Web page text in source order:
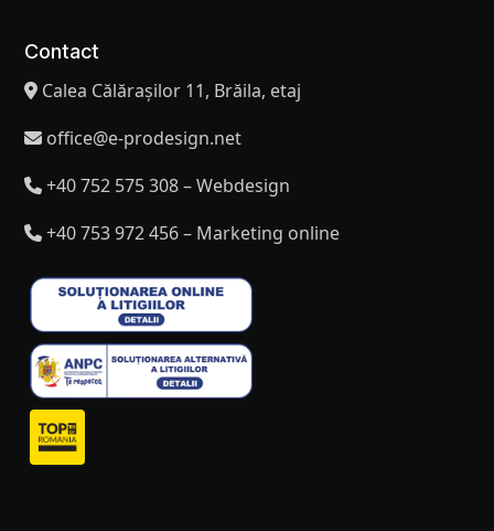
Contact
Calea Călărașilor 11, Brăila, etaj
office@e-prodesign.net
+40 752 575 308 – Webdesign
+40 753 972 456 – Marketing online